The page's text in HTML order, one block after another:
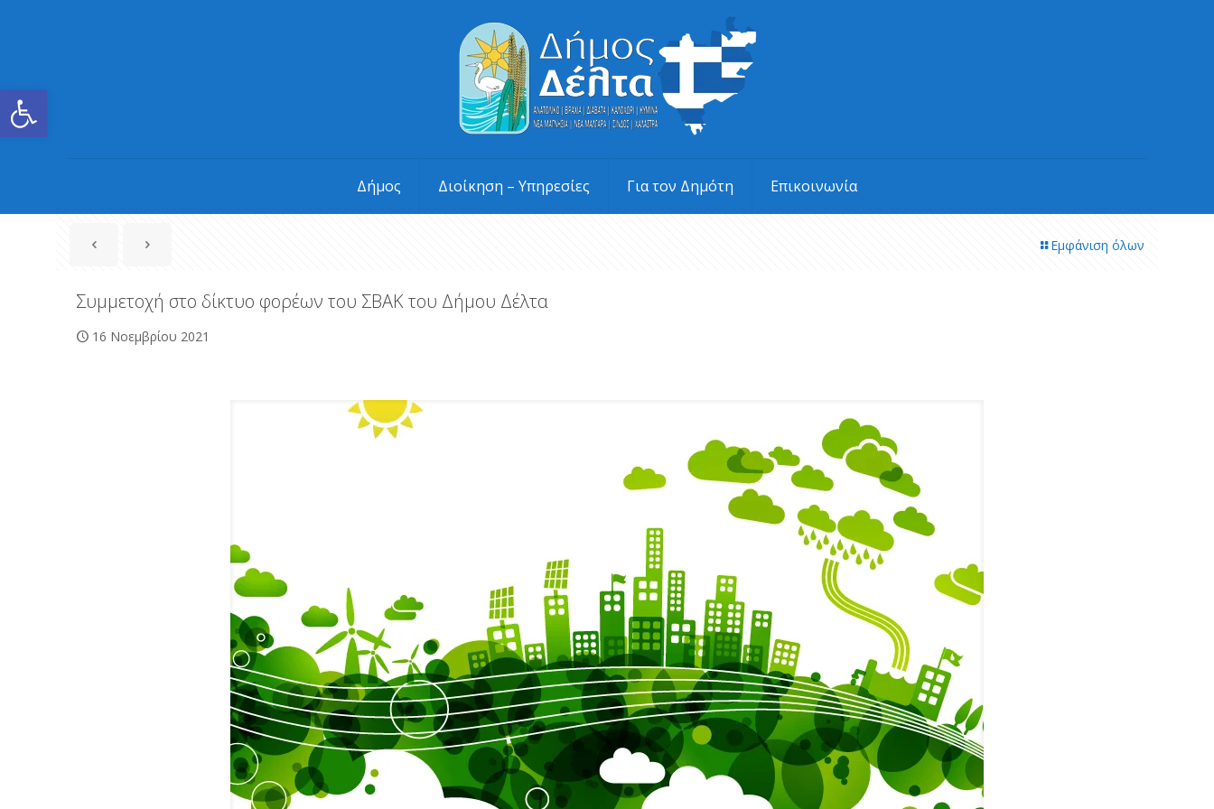
Ανοίξτε τη γραμμή εργαλείων
Δήμος Διοίκηση – Υπηρεσίες Για τον Δημότη Επικοινωνία
Εμφάνιση όλων
Συμμετοχή στο δίκτυο φορέων του ΣΒΑΚ του Δήμου Δέλτα
16 Νοεμβρίου 2021